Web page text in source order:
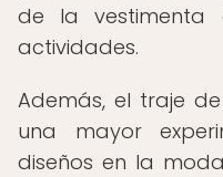
de la vestimenta
actividades.
Además, el traje
una mayor
diseños en la